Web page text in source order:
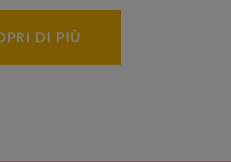
DI PIÙ